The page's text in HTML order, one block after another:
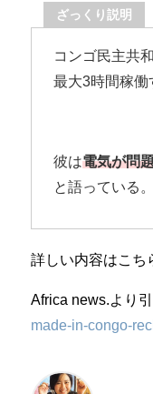
ざっくり説明
コンゴ民主共
最大3時間稼働
彼は電気が問
と語っている。
詳しい内容はこち
Africa news.より
made-in-congo-